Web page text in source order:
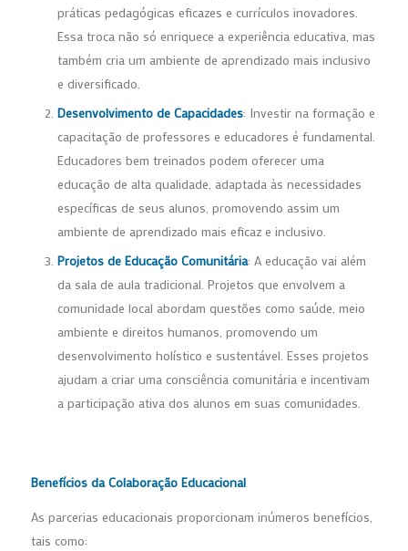
práticas pedagógicas eficazes e currículos inovadores.
Essa troca não só enriquece a experiência educativa, mas
também cria um ambiente de aprendizado mais inclusivo
e diversificado.
Desenvolvimento de Capacidades: Investir na formação e
capacitação de professores e educadores é fundamental.
Educadores bem treinados podem oferecer uma
educação de alta qualidade, adaptada às necessidades
específicas de seus alunos, promovendo assim um
ambiente de aprendizado mais eficaz e inclusivo.
Projetos de Educação Comunitária: A educação vai além
da sala de aula tradicional. Projetos que envolvem a
comunidade local abordam questões como saúde, meio
ambiente e direitos humanos, promovendo um
desenvolvimento holístico e sustentável. Esses projetos
ajudam a criar uma consciência comunitária e incentivam
a participação ativa dos alunos em suas comunidades.
Benefícios da Colaboração Educacional
As parcerias educacionais proporcionam inúmeros benefícios,
tais como: